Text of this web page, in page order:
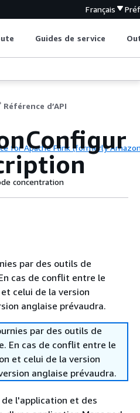
Français
Guides de service
Référence d’API
for Apache Flink (formerly
concentration
par des outils de
cas de conflit entre le
celui de la version
anglaise prévaudra.
par des outils de
En cas de conflit entre le
et celui de la version
anglaise prévaudra.
l'application et des